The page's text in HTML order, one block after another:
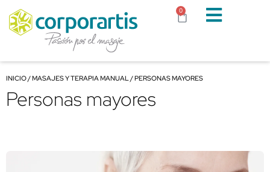
0
INICIO/MASAJES Y TERAPIA MANUAL/ PERSONAS MAYORES
Personas mayores